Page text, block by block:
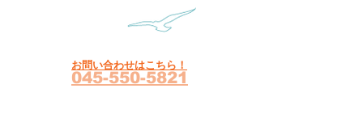
お問い合わせはこちら！
045-550-5821